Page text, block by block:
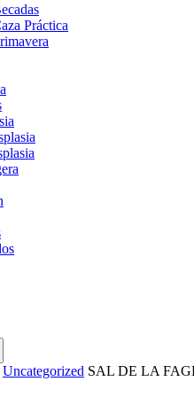
Práctica
Uncategorized SAL DE LA